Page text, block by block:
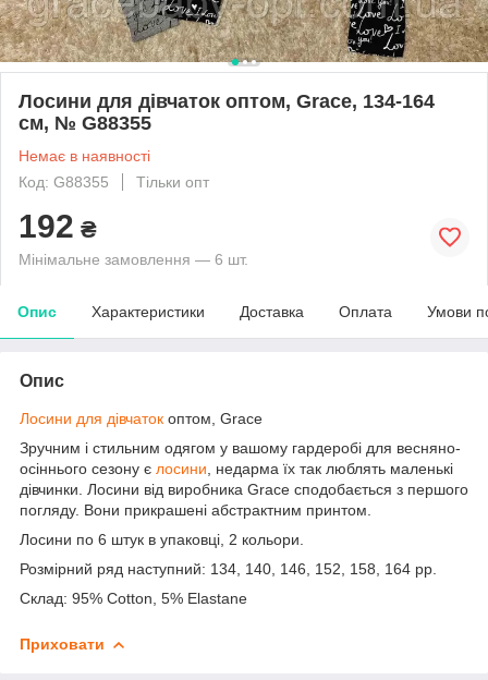
Лосини для дівчаток оптом, Grace, 134-164
см, № G88355
Немає в наявності
Код: G88355
Тільки опт
192 ₴
Мінімальне замовлення — 6 шт.
Опис Характеристики Доставка Оплата Умови
Опис
Лосини для дівчаток оптом, Grace
Зручним і стильним одягом у вашому гардеробі для весняно-
осіннього сезону є лосини , недарма їх так люблять маленькі
дівчинки. Лосини від виробника Grace сподобається з першого
погляду. Вони прикрашені абстрактним принтом.
Лосини по 6 штук в упаковці, 2 кольори.
Розмірний ряд наступний: 134, 140, 146, 152, 158, 164 рр.
Склад: 95% Cotton, 5% Elastane
Приховати